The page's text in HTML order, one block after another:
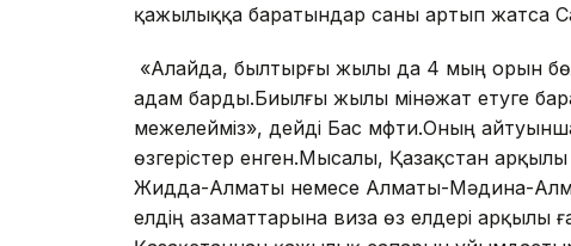
қажылыққа баратындар саны артып жатса
«Алайда, былтырғы жылы да 4 мың орын
адам барды.Биылғы жылы мінәжат етуге
межелейміз», дейді Бас мүфти.Оның
өзгерістер енген.Мысалы, Қазақстан
Жидда-Алматы немесе Алматы-Мәдина-
елдің азаматтарына виза өз елдері арқылы